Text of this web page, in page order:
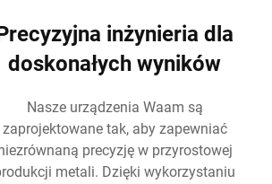
inżynieria dla
doskonałych wyników
Nasze urządzenia Waam są
zaprojektowane tak, aby zapewniać
precyzję w przyrostowej
metali. Dzięki wykorzystaniu